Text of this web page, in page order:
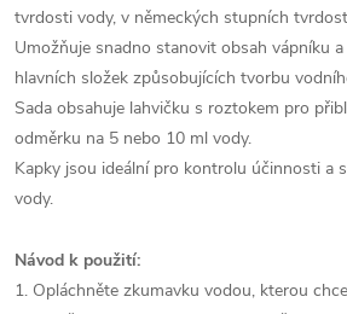
tvrdosti vody, v německých stupních
Umožňuje snadno stanovit obsah vápníku
hlavních složek způsobujících tvorbu
Sada obsahuje lahvičku s roztokem pro
odměrku na 5 nebo 10 ml vody.
Kapky jsou ideální pro kontrolu účinnosti a
vody.
Návod k použití:
1. Opláchněte zkumavku vodou, kterou